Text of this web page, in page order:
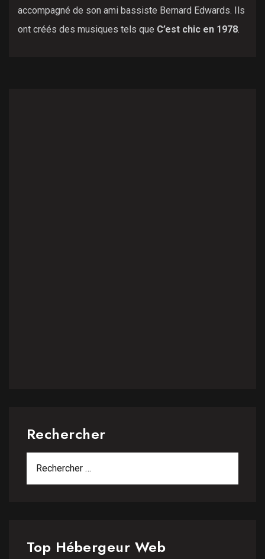
accompagné de son ami bassiste Bernard Edwards. Ils
ont créés des musiques tels que C’est chic en 1978.
Rechercher
Top Hébergeur Web